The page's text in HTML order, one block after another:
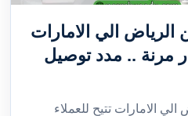
الي الامارات
أسعار مرنة .. مدد توصيل
الامارات تتيح للعملاء